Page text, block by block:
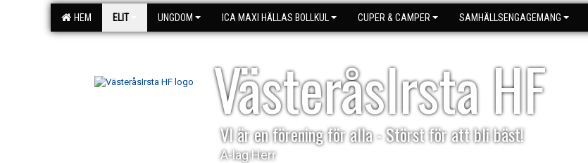
HEM ELIT UNGDOM ICA MAXI HÄLLAS BOLLKUL CUPER & CAMPER SAMHÄLLSENGAGEMANG
VästeråsIrsta HF
VI är en förening för alla - Störst för att bli bäst!
A-lag Herr